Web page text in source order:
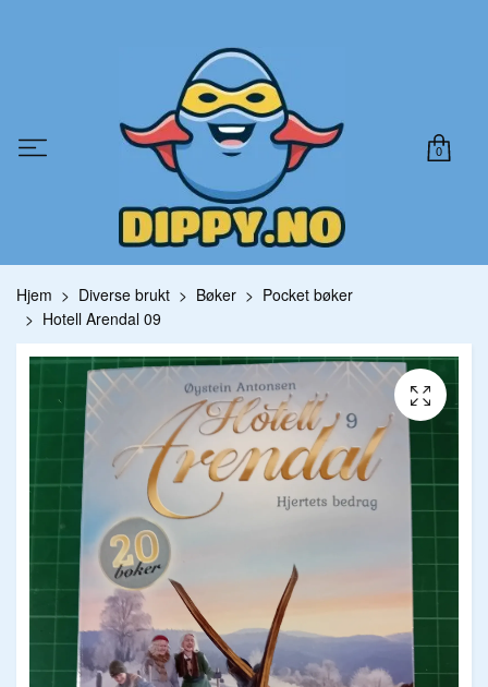
0
Hjem Diverse brukt Bøker
Pocket bøker
Hotell Arendal 09